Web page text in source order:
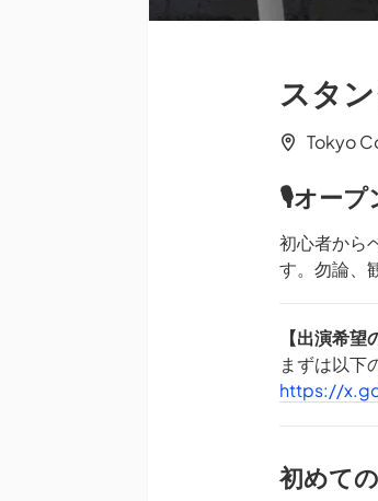
スタ
Tokyo
🎙オープ
初心者から
す。勿論、
【出演希望
まずは以下
https://
初めて